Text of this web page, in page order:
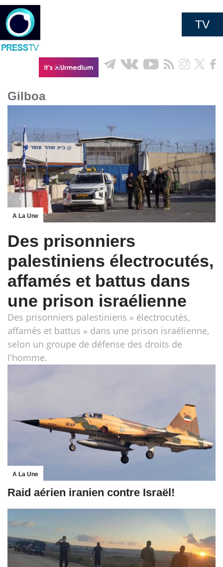
TV
Gilboa
A La Une
Des prisonniers
palestiniens électrocutés,
affamés et battus dans
une prison israélienne
Des prisonniers palestiniens « électrocutés,
affamés et battus » dans une prison israélienne,
selon un groupe de défense des droits de
l'homme.
A La Une
Raid aérien iranien contre Israël!